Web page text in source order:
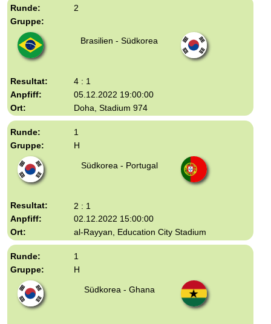
2
Brasilien - Südkorea
4 : 1
05.12.2022 19:00:00
Doha, Stadium 974
1
H
Südkorea - Portugal
2 : 1
02.12.2022 15:00:00
al-Rayyan, Education City Stadium
1
H
Südkorea - Ghana